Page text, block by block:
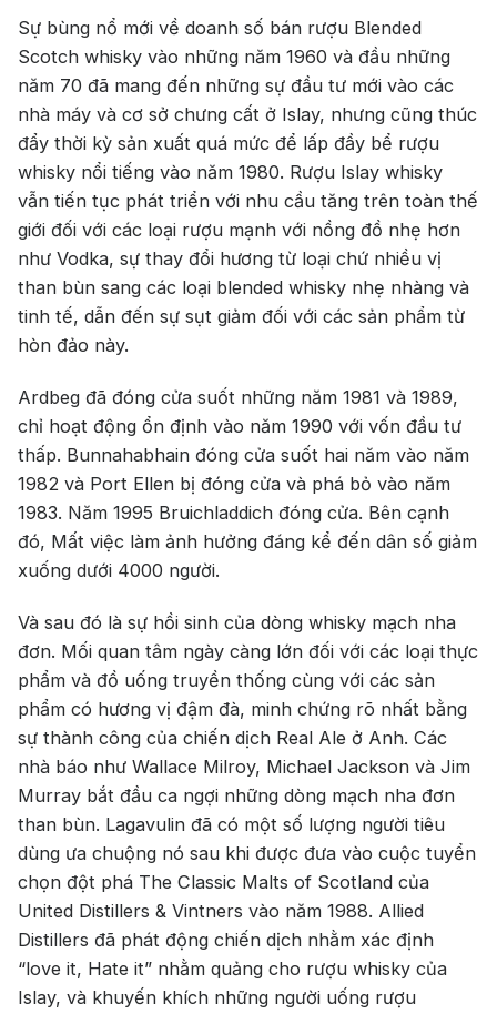
Top tìm kiếm
Rượu Vang Vang Pháp
Rượu Vang Ý
Rượu Vang Đỏ
Rượu Vang Trắng Whisky
Blended Scotch Whisky
Single Malt Scotch Whisky
Whiskey Mỹ Whisky Nhật
Vodka Cognac Sake
Sự bùng nổ mới về doanh số bán rượu Blended
Scotch whisky vào những năm 1960 và đầu những
năm 70 đã mang đến những sự đầu tư mới vào các
nhà máy và cơ sở chưng cất ở Islay, nhưng cũng thúc
đẩy thời kỳ sản xuất quá mức để lấp đầy bể rượu
whisky nổi tiếng vào năm 1980. Rượu Islay whisky
vẫn tiến tục phát triển với nhu cầu tăng trên toàn thế
giới đối với các loại rượu mạnh với nồng đồ nhẹ hơn
như Vodka, sự thay đổi hương từ loại chứ nhiều vị
than bùn sang các loại blended whisky nhẹ nhàng và
tinh tế, dẫn đến sự sụt giảm đối với các sản phẩm từ
hòn đảo này.
Ardbeg đã đóng cửa suốt những năm 1981 và 1989,
chỉ hoạt động ổn định vào năm 1990 với vốn đầu tư
thấp. Bunnahabhain đóng cửa suốt hai năm vào năm
1982 và Port Ellen bị đóng cửa và phá bỏ vào năm
1983. Năm 1995 Bruichladdich đóng cửa. Bên cạnh
đó, Mất việc làm ảnh hưởng đáng kể đến dân số giảm
xuống dưới 4000 người.
Và sau đó là sự hồi sinh của dòng whisky mạch nha
đơn. Mối quan tâm ngày càng lớn đối với các loại thực
phẩm và đồ uống truyền thống cùng với các sản
phẩm có hương vị đậm đà, minh chứng rõ nhất bằng
sự thành công của chiến dịch Real Ale ở Anh. Các
nhà báo như Wallace Milroy, Michael Jackson và Jim
Murray bắt đầu ca ngợi những dòng mạch nha đơn
than bùn. Lagavulin đã có một số lượng người tiêu
dùng ưa chuộng nó sau khi được đưa vào cuộc tuyển
chọn đột phá The Classic Malts of Scotland của
United Distillers & Vintners vào năm 1988. Allied
Distillers đã phát động chiến dịch nhằm xác định
“love it, Hate it” nhằm quảng cho rượu whisky của
Islay, và khuyến khích những người uống rượu